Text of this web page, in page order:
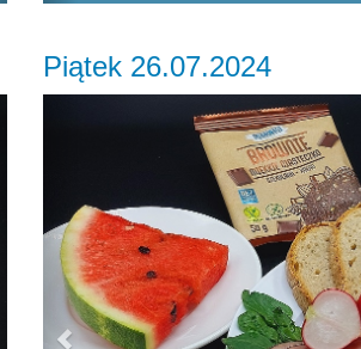
Piątek 26.07.2024